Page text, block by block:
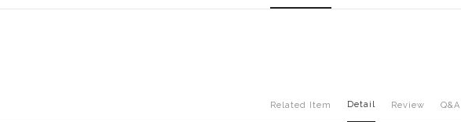
Related Item Detail Review Q&A